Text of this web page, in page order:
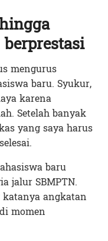
mengurus
baru. Syukur,
karena
Setelah banyak
yang saya harus
baru
jalur SBMPTN.
angkatan
momen